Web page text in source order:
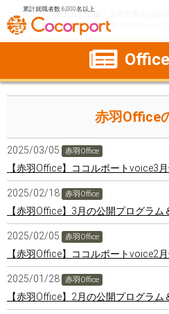
累計就職者数 6,000名以上
ココルポート(就労移行支援・定着支援/自立訓
東京都
北区 赤羽Office
赤羽Office
2025/03/05 赤羽Office
【赤羽Office】ココルポートvoice3
2025/02/18 赤羽Office
【赤羽Office】3月の公開プログラ
2025/02/05 赤羽Office
【赤羽Office】ココルポートvoice2
2025/01/28 赤羽Office
【赤羽Office】2月の公開プログラ